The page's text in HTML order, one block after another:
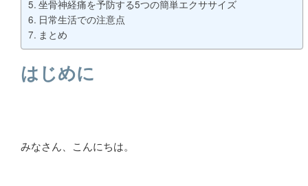
坐骨神経痛を予防する5つの簡単エクササイズ
日常生活での注意点
まとめ
はじめに
みなさん、こんにちは。